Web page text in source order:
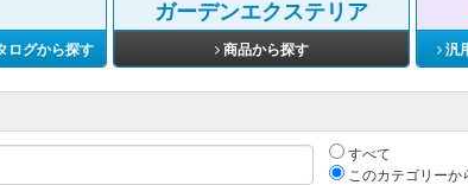
ログから探す
ガーデンエクステリア
商品から探す 汎
すべて
このカテゴリーか